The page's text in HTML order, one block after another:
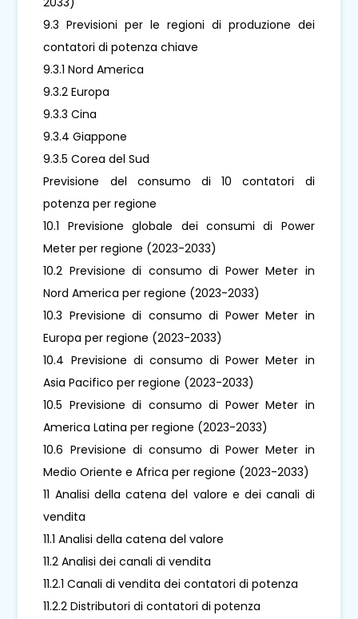
9.3 Previsioni per le regioni di produzione dei
contatori di potenza chiave
9.3.1 Nord America
9.3.2 Europa
9.3.3 Cina
9.3.4 Giappone
9.3.5 Corea del Sud
Previsione del consumo di 10 contatori di
potenza per regione
10.1 Previsione globale dei consumi di Power
Meter per regione (2023-2033)
10.2 Previsione di consumo di Power Meter in
Nord America per regione (2023-2033)
10.3 Previsione di consumo di Power Meter in
Europa per regione (2023-2033)
10.4 Previsione di consumo di Power Meter in
Asia Pacifico per regione (2023-2033)
10.5 Previsione di consumo di Power Meter in
America Latina per regione (2023-2033)
10.6 Previsione di consumo di Power Meter in
Medio Oriente e Africa per regione (2023-2033)
11 Analisi della catena del valore e dei canali di
vendita
11.1 Analisi della catena del valore
11.2 Analisi dei canali di vendita
11.2.1 Canali di vendita dei contatori di potenza
11.2.2 Distributori di contatori di potenza